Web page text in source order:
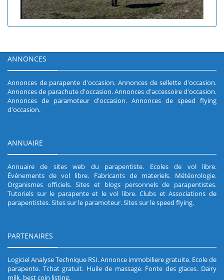
ANNONCES
Annonces de parapente d'occasion. Annonces de sellette d'occasion.
Annonces de parachute d'occasion.Annonces d'accessoire d'occasion.
Annonces de paramoteur d'occasion. Annonces de speed flying
d'occasion.
ANNUAIRE
Annuaire de sites web du parapentiste. Ecoles de vol libre.
Événements de vol libre. Fabricants de materiels. Météorologie.
Organismes officiels.Sites et blogs personnels de parapentistes.
Tutoriels sur le parapente et le vol libre.Clubs et Associations de
parapentistes.Sites sur le paramoteur.Sites sur le speed flying.
PARTENAIRES
Logiciel Analyse Technique RSI.Annonce immobiliere gratuite. Ecole de
parapente. Tchat gratuit. Huile de massage. Fonte des glaces. Dairy
milk. best coin listing.